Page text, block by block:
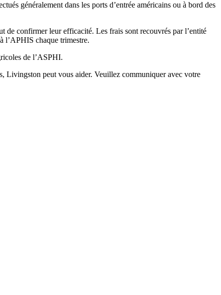
généralement dans les ports d’entrée américains ou à bord des
de confirmer leur efficacité. Les frais sont recouvrés par l’entité
l’APHIS chaque trimestre.
de l’ASPHI.
Livingston peut vous aider. Veuillez communiquer avec votre